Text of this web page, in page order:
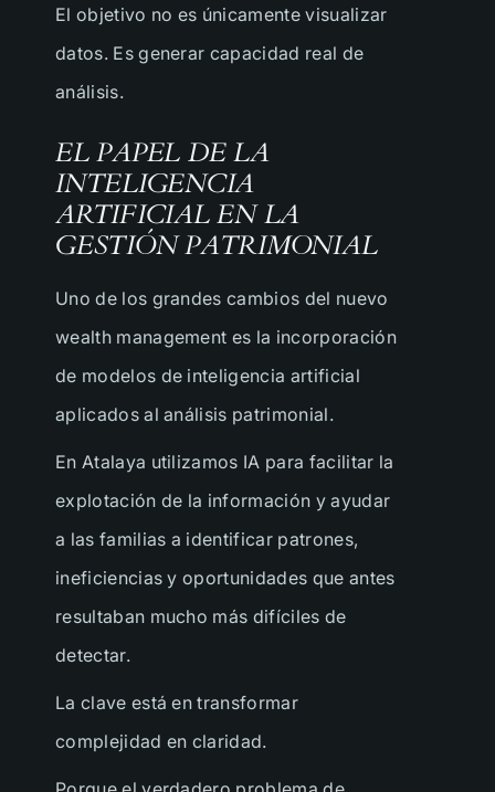
El objetivo no es únicamente visualizar
datos. Es generar capacidad real de
análisis.
EL PAPEL DE LA
INTELIGENCIA
ARTIFICIAL EN LA
GESTIÓN PATRIMONIAL
Uno de los grandes cambios del nuevo
wealth management es la incorporación
de modelos de inteligencia artificial
aplicados al análisis patrimonial.
En Atalaya utilizamos IA para facilitar la
explotación de la información y ayudar
a las familias a identificar patrones,
ineficiencias y oportunidades que antes
resultaban mucho más difíciles de
detectar.
La clave está en transformar
complejidad en claridad.
CONECTA CON NOSOTROS
CONECTA CON
contacto contigo lo antes posible.